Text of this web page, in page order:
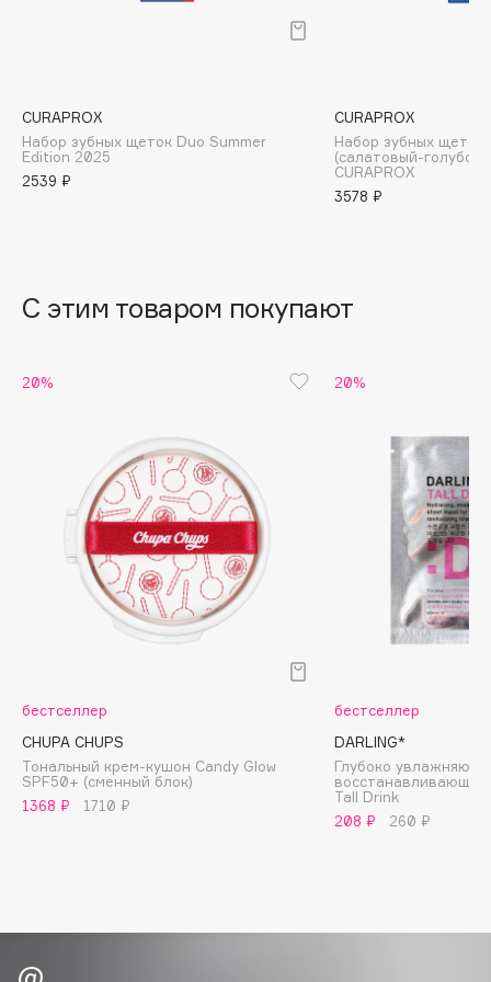
Balmain Hair Couture
Banderas
Basicare
Beautyblades
НОВИНКА
Bebble
Biorepair
BOOMSHOP
BORK
Brunello Cucinelli
Bvlgari
CURAPROX
Набор зубных щеток Duo Summer
Edition 2025
2539 ₽
CURAPROX
Набор зубных
(салатовый-
CURAPROX
3578 ₽
С этим товаром покупают
20%
бестселлер
CHUPA CHUPS
Тональный крем-кушон Candy Glow
SPF50+ (сменный блок)
1368 ₽
1710 ₽
20%
бестселлер
DARLING*
Глубоко
восстанавливающая
Tall Drink
208 ₽
260 ₽